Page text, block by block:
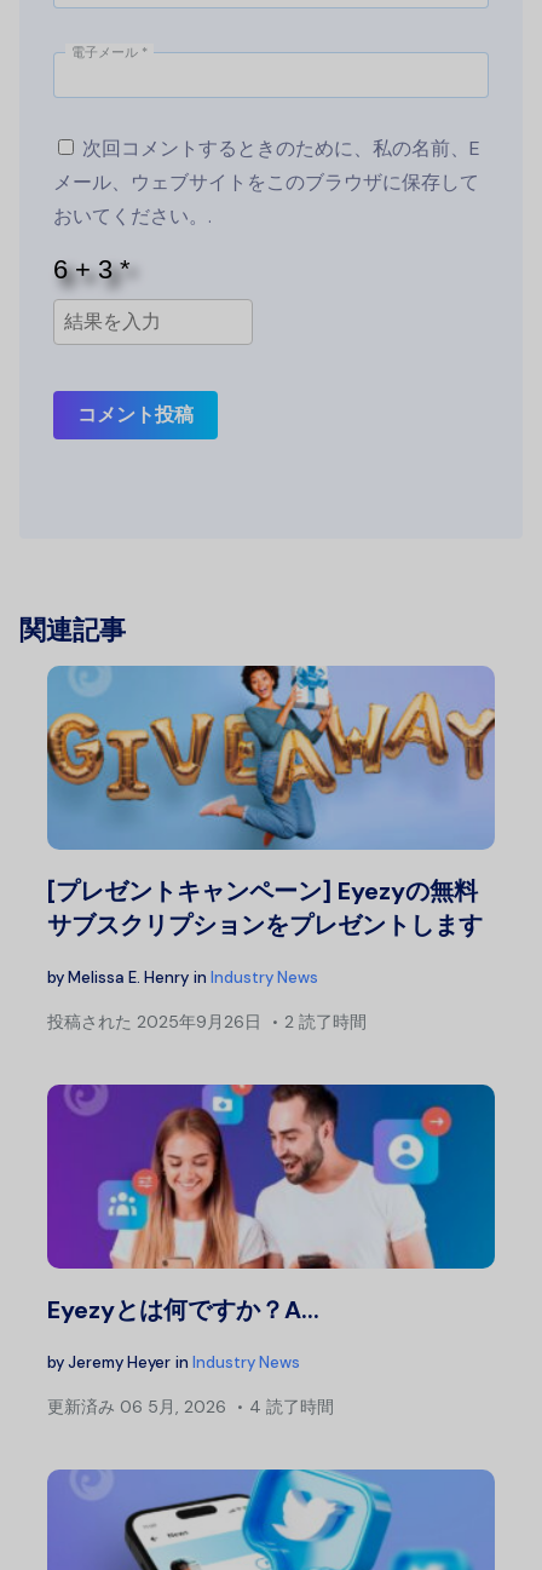
電子メール *
次回コメントするときのために、私の名前、E
メール、ウェブサイトをこのブラウザに保存して
おいてください。.
コメント投稿
関連記事
[プレゼントキャンペーン] Eyezyの無料
サブスクリプションをプレゼントします
byMelissa E. Henry in Industry News
投稿された 2025年9月26日 2 読了時間
Eyezyとは何ですか？A...
byJeremy Heyer in Industry News
更新済み 06 5月, 2026 4 読了時間